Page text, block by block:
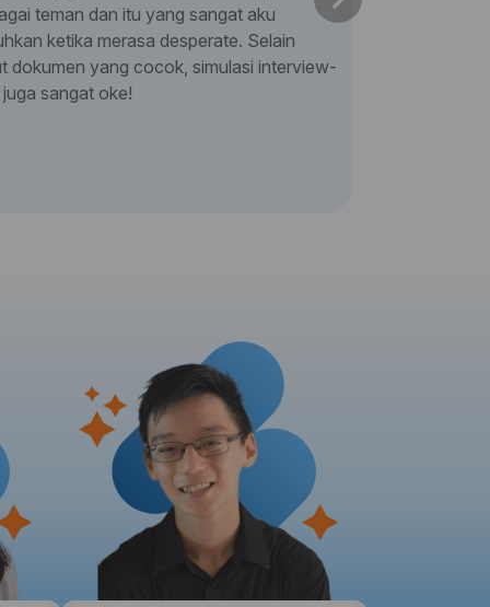
teman dan itu yang sangat aku
ketika merasa desperate. Selain
dokumen yang cocok, simulasi interview-
sangat oke!